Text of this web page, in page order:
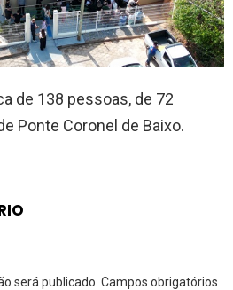
de 138 pessoas, de 72
Ponte Coronel de Baixo.
será publicado. Campos obrigatórios